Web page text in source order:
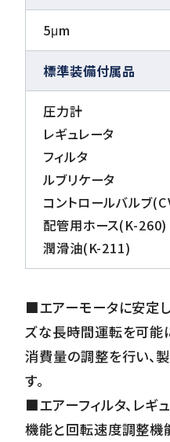
5μm
標準装備付属品
圧力計
レギュレータ
フィルタ
ルブリケータ
コントロールバルブ
配管用ホース(K-260)
潤滑油(K-211)
■エアーモータに安定
ズな長時間運転を可能
消費量の調整を行い、
す。
■エアーフィルタ、レギ
機能と回転速度調整機